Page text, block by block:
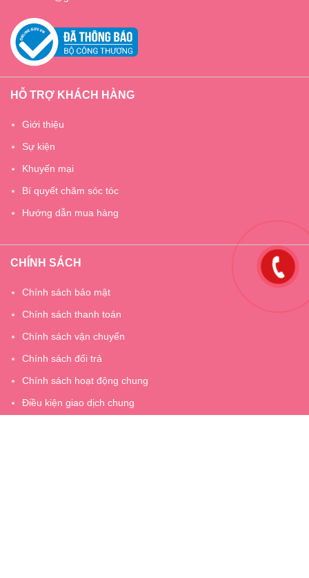
HỖ TRỢ KHÁCH HÀNG
Giới thiệu
Sự kiện
Khuyến mại
Bí quyết chăm sóc tóc
Hướng dẫn mua hàng
CHÍNH SÁCH
Chính sách bảo mật
Chính sách thanh toán
Chính sách vận chuyển
Chính sách đổi trả
Chính sách hoạt động chung
Điều kiện giao dịch chung